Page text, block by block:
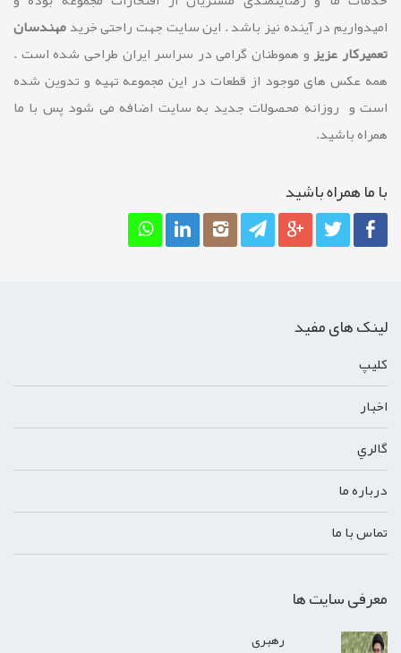
امیدواریم در آینده نیز باشد . این سایت جهت راحتی خریدمهندسان
تعمیرکار عزیزو هموطنان گرامی در سراسر ایران طراحی شده است .
همه عکس های موجود از قطعات در این مجموعه تهیه و تدوین شده
است و روزانه محصولات جدید به سایت اضافه می شود پس با ما
همراه باشید.
با ما همراه باشيد
لینک های مفید
کليپ
اخبار
گالري
درباره ما
تماس با ما
معرفی سایت ها
رهبری